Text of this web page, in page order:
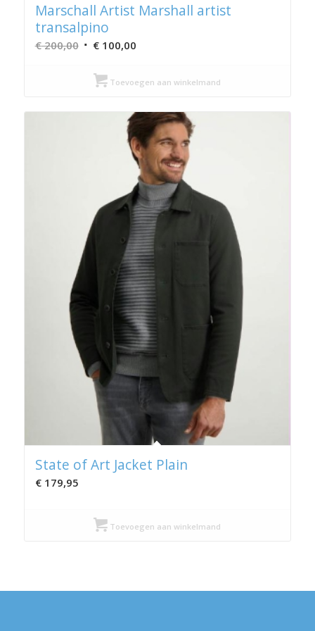
Marschall Artist Marshall artist
transalpino
€200,00 Oorspronkelijke
was:
€100,00Huidige
Toevoegen aan winkelmand
State of Art Jacket Plain
€179,95
Toevoegen aan winkelmand